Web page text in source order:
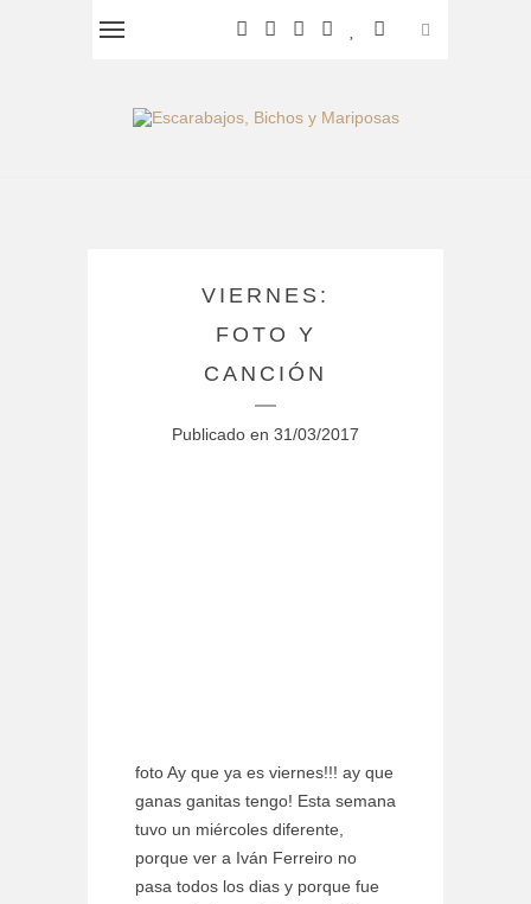
VIERNES:
FOTO Y
CANCIÓN
Publicado en 31/03/2017
foto Ay que ya es viernes!!! ay que
ganas ganitas tengo! Esta semana
tuvo un miércoles diferente,
porque ver a Iván Ferreiro no
pasa todos los dias y porque fue